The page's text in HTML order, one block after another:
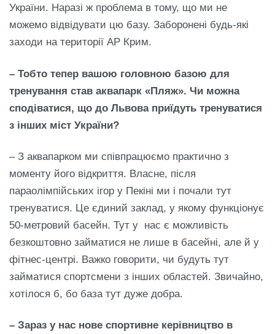
України. Наразі ж проблема в тому, що ми не
можемо відвідувати цю базу. Заборонені будь-які
заходи на території АР Крим.
– Тобто тепер вашою головною базою для
тренування став аквапарк «Пляж». Чи можна
сподіватися, що до Львова приїдуть тренуватися
з інших міст України?
– З аквапарком ми співпрацюємо практично з
моменту його відкриття. Власне, після
параолімпійських ігор у Пекіні ми і почали тут
тренуватися. Це єдиний заклад, у якому функціонує
50-метровий басейн. Тут у нас є можливість
безкоштовно займатися не лише в басейні, але й у
фітнес-центрі. Важко говорити, чи будуть тут
займатися спортсмени з інших областей. Звичайно,
хотілося б, бо база тут дуже добра.
– Зараз у нас нове спортивне керівництво в